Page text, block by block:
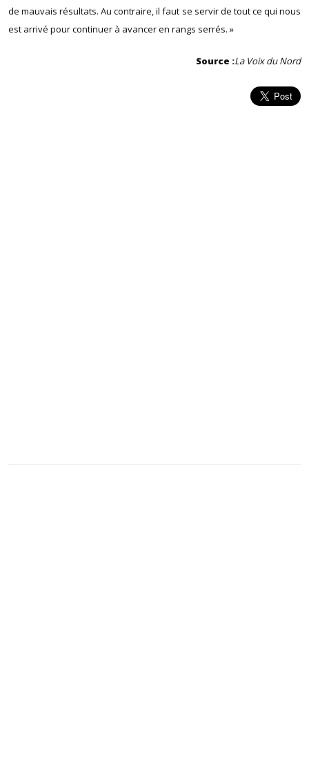
de mauvais résultats. Au contraire, il faut se servir de tout ce qui nous
est arrivé pour continuer à avancer en rangs serrés. »
Source :La Voix du Nord